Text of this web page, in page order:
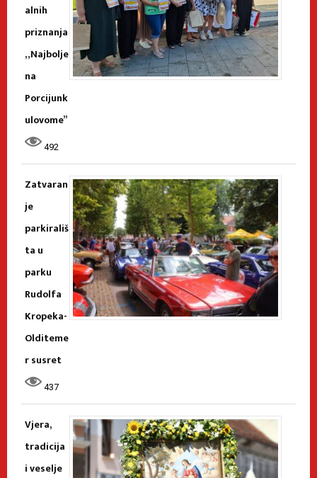
alnih
priznanja
„Najbolje
na
Porcijunk
ulovome”
492
Zatvaran
je
parkirališ
ta u
parku
Rudolfa
Kropeka-
Olditeme
r susret
437
Vjera,
tradicija
i veselje